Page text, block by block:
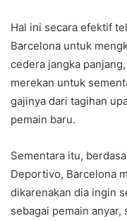
Hal ini secara efektif
Barcelona untuk
cedera jangka
merekan untuk
gajinya dari tagihan
pemain baru.
Sementara itu,
Deportivo, Barcelona
dikarenakan dia ingin
sebagai pemain